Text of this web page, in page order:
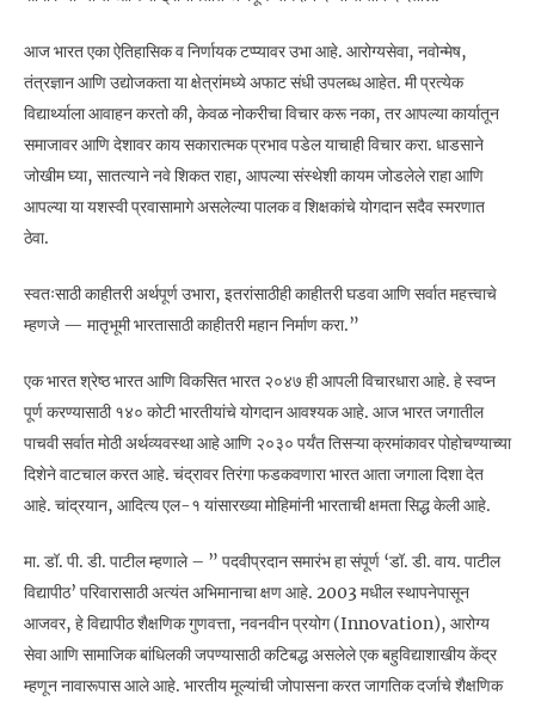
आज भारत एका ऐतिहासिक व निर्णायक टप्प्यावर उभा आहे. आरोग्यसेवा, नवोन्मेष,
तंत्रज्ञान आणि उद्योजकता या क्षेत्रांमध्ये अफाट संधी उपलब्ध आहेत. मी प्रत्येक
विद्यार्थ्याला आवाहन करतो की, केवळ नोकरीचा विचार करू नका, तर आपल्या कार्यातून
समाजावर आणि देशावर काय सकारात्मक प्रभाव पडेल याचाही विचार करा. धाडसाने
जोखीम घ्या, सातत्याने नवे शिकत राहा, आपल्या संस्थेशी कायम जोडलेले राहा आणि
आपल्या या यशस्वी प्रवासामागे असलेल्या पालक व शिक्षकांचे योगदान सदैव स्मरणात
ठेवा.
स्वतःसाठी काहीतरी अर्थपूर्ण उभारा, इतरांसाठीही काहीतरी घडवा आणि सर्वात महत्त्वाचे
म्हणजे — मातृभूमी भारतासाठी काहीतरी महान निर्माण करा.”
एक भारत श्रेष्ठ भारत आणि विकसित भारत २०४७ ही आपली विचारधारा आहे. हे स्वप्न
पूर्ण करण्यासाठी १४० कोटी भारतीयांचे योगदान आवश्यक आहे. आज भारत जगातील
पाचवी सर्वात मोठी अर्थव्यवस्था आहे आणि २०३० पर्यंत तिसऱ्या क्रमांकावर पोहोचण्याच्या
दिशेने वाटचाल करत आहे. चंद्रावर तिरंगा फडकवणारा भारत आता जगाला दिशा देत
आहे. चांद्रयान, आदित्य एल-१ यांसारख्या मोहिमांनी भारताची क्षमता सिद्ध केली आहे.
मा. डॉ. पी. डी. पाटील म्हणाले – ” पदवीप्रदान समारंभ हा संपूर्ण ‘डॉ. डी. वाय. पाटील
विद्यापीठ’ परिवारासाठी अत्यंत अभिमानाचा क्षण आहे. 2003 मधील स्थापनेपासून
आजवर, हे विद्यापीठ शैक्षणिक गुणवत्ता, नवनवीन प्रयोग (Innovation), आरोग्य
सेवा आणि सामाजिक बांधिलकी जपण्यासाठी कटिबद्ध असलेले एक बहुविद्याशाखीय केंद्र
म्हणून नावारूपास आले आहे. भारतीय मूल्यांची जोपासना करत जागतिक दर्जाचे शैक्षणिक